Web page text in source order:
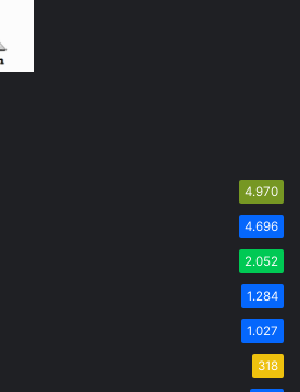
4.970
4.696
2.052
1.284
1.027
318